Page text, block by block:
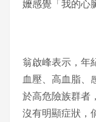
嬤感覺「我的心
翁啟峰表示，年
血壓、高血脂、
於高危險族群者
沒有明顯症狀，